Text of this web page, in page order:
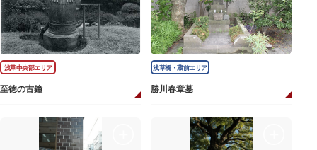
浅草中央部エリア
至徳の古鐘
浅草橋・蔵前エリア
勝川春章墓